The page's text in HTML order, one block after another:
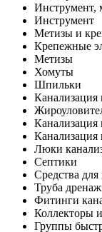
Инструмент,
Инструмент
Метизы и
Крепежные
Метизы
Хомуты
Шпильки
Канализация
Канализация
Канализация
Люки
Септики
Средства
Труба
Фитинги
Коллекторы
Группы